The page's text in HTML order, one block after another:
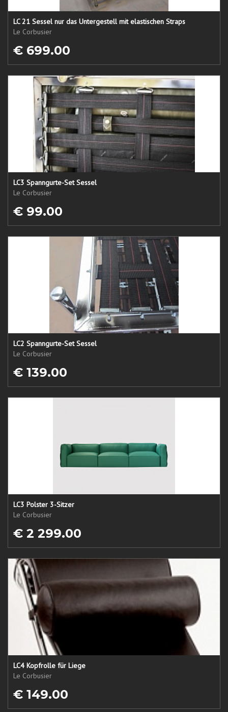
LC 21 Sessel nur das Untergestell mit elastischen Straps
Le Corbusier
€ 699.00
LC3 Spanngurte-Set Sessel
Le Corbusier
€ 99.00
LC2 Spanngurte-Set Sessel
Le Corbusier
€ 139.00
LC3 Polster 3-Sitzer
Le Corbusier
€ 2 299.00
LC4 Kopfrolle für Liege
Le Corbusier
€ 149.00